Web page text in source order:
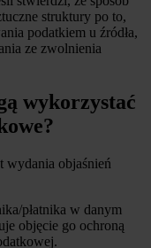
struktury po to,
podatkiem u źródła,
ze zwolnienia
wykorzystać
wydania objaśnień
płatnika w danym
objęcie go ochroną